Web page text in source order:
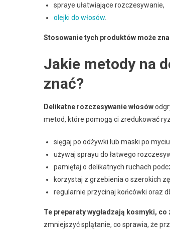
spraye ułatwiające rozczesywanie,
olejki do włosów
Stosowanie tych produktów może
Jakie metody na
znać?
Delikatne rozczesywanie włosów
metod, które pomogą ci zredukować
sięgaj po odżywki lub maski po myciu
używaj sprayu do łatwego
pamiętaj o delikatnych ruchach
korzystaj z grzebienia o szerokich
regularnie przycinaj końcówki oraz
Te preparaty wygładzają kosmyki,
zmniejszyć splątanie, co sprawia, że